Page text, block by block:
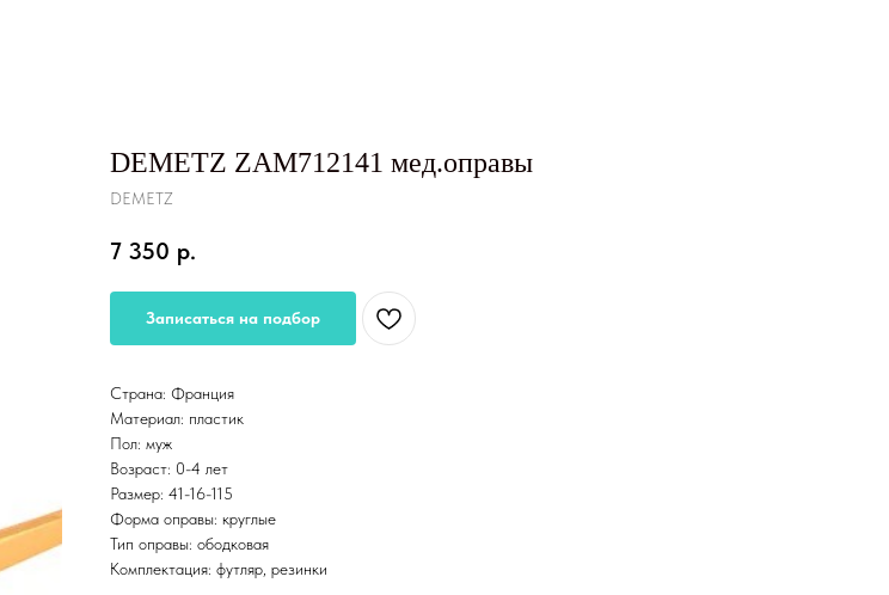
DEMETZ ZAM712141 мед.оправы
DEMETZ
7 350 р.
Записаться на подбор
Страна: Франция
Материал: пластик
Пол: муж
Возраст: 0-4 лет
Размер: 41-16-115
Форма оправы: круглые
Тип оправы: ободковая
Комплектация: футляр, резинки